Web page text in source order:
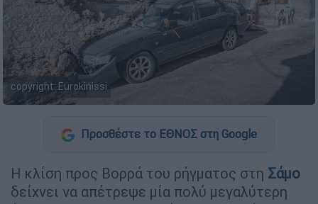
copyright: Eurokinissi
Προσθέστε το ΕΘΝΟΣ στη Google
Η κλίση προς Βορρά του ρήγματος στη Σάμο
δείχνει να απέτρεψε μία πολύ μεγαλύτερη